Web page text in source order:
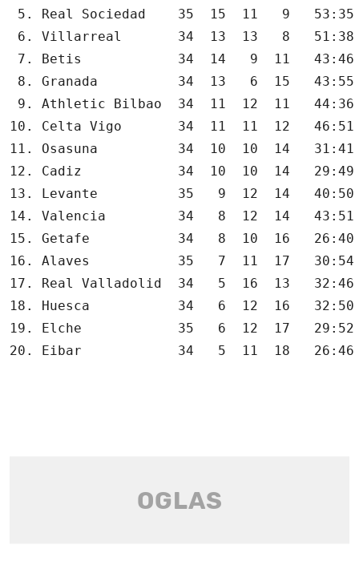
5. Real Sociedad    35  15  11   9   53:35
6. Villarreal       34  13  13   8   51:38
7. Betis            34  14   9  11   43:46
8. Granada          34  13   6  15   43:55
9. Athletic Bilbao  34  11  12  11   44:36
10. Celta Vigo       34  11  11  12   46:51
11. Osasuna          34  10  10  14   31:41
12. Cadiz            34  10  10  14   29:49
13. Levante          35   9  12  14   40:50
14. Valencia         34   8  12  14   43:51
15. Getafe           34   8  10  16   26:40
16. Alaves           35   7  11  17   30:54
17. Real Valladolid  34   5  16  13   32:46
18. Huesca           34   6  12  16   32:50
19. Elche            35   6  12  17   29:52
20. Eibar            34   5  11  18   26:46